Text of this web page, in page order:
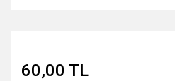
60,00 TL